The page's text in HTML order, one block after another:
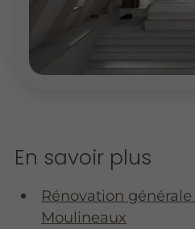
En savoir plus
Rénovation générale
Moulineaux